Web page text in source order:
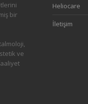
bir
ve
Heliocare
İletişim